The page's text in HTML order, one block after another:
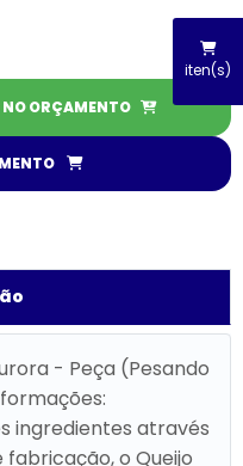
iten(s)
ORÇAMENTO
- Peça (Pesando
ingredientes através
o Queijo